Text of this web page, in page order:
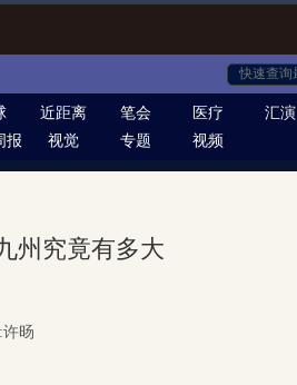
近距离 笔会 医疗
汇演
报 视觉 专题 视频
州究竟有多大
许旸